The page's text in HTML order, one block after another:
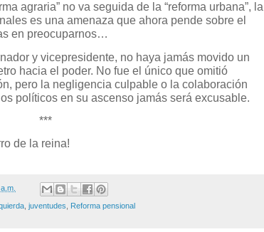
agraria” no va seguida de la “reforma urbana”, la
es una amenaza que ahora pende sobre el
en preocuparnos…
y vicepresidente, no haya jamás movido un
hacia el poder. No fue el único que omitió
pero la negligencia culpable o la colaboración
políticos en su ascenso jamás será excusable.
***
de la reina!
juventudes
Reforma pensional